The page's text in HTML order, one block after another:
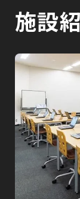
施設